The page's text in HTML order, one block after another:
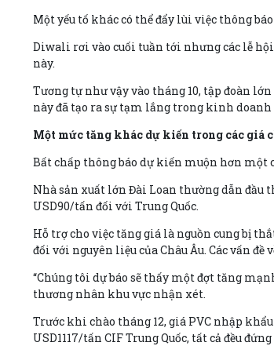
Một yếu tố khác có thể đẩy lùi việc thông
Diwali rơi vào cuối tuần tới nhưng các lễ
này.
Tương tự như vậy vào tháng 10, tập đoàn
này đã tạo ra sự tạm lắng trong kinh doanh
Một mức tăng khác dự kiến trong các giá
Bất chấp thông báo dự kiến muộn hơn một
Nhà sản xuất lớn Đài Loan thường dẫn đầu
USD90/tấn đối với Trung Quốc.
Hỗ trợ cho việc tăng giá là nguồn cung bị
đối với nguyên liệu của Châu Âu. Các vấn
“Chúng tôi dự báo sẽ thấy một đợt tăng
thương nhân khu vực nhận xét.
Trước khi chào tháng 12, giá PVC nhập
USD1117/tấn CIF Trung Quốc, tất cả đều